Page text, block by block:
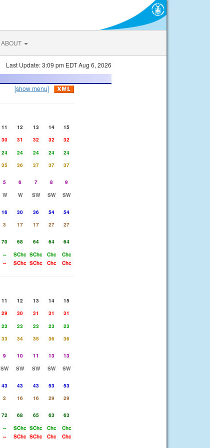
ABOUT
Last Update: 3:09 pm EDT Aug 6, 2026
[show menu]
11 12 13 14
15
30 31 32 32
32
24 24 24 24
24
35 36 37 37
37
5 6 7 8
9
W W SW SW
SW
16 30 36 54
54
3 17 17 27
27
70 68 64 64
64
-- SChc SChc Chc
Chc
-- SChc SChc Chc Chc
11 12 13 14
15
29 30 31 31
31
23 23 23 23
23
33 34 35 36
36
9 10 11 13
13
SW SW SW SW
SW
43 43 43 53
53
2 16 16 29
29
72 68 65 63
63
-- SChc SChc Chc
Chc
-- SChc SChc Chc Chc